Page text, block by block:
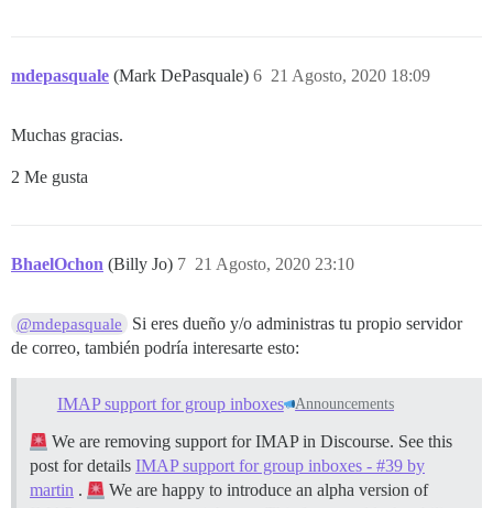
mdepasquale (Mark DePasquale) 21 Agosto, 2020 18:09
6
Muchas gracias.
2 Me gusta
BhaelOchon (Billy Jo) 21 Agosto, 2020 23:10
7
@mdepasquale
Si eres dueño y/o administras tu propio servidor
de correo, también podría interesarte esto:
IMAP support for group inboxes Announcements
We are removing support for IMAP in Discourse. See this
post for details IMAP support for group inboxes - #39 by
martin .
We are happy to introduce an alpha version of